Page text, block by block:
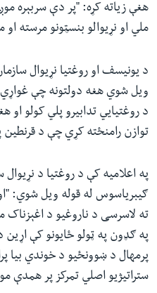
هغې زیاته کړه: "پر دې سربېره
ملي او نړیوالو بنسټونو مرسته
د یونیسف او روغتیا نړیوال
د روغتیايي تدابیرو پلي کولو او
توازن رامنځته کړي چې د
په اعلامیه کې د روغتیا د
ګیبریاسوس له قوله ویل شوي:
ته لاسرسی د ناروغیو د اغېزناک
پرمهال د ښوونځيو د خوندي بیا
ستراتیژيو اصلي تمرکز پر